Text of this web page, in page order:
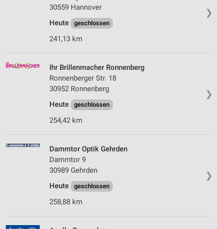
❯
30559 Hannover
Heute
geschlossen
241,13 km
❯
Ihr Brillenmacher Ronnenberg
Ronnenberger Str. 18
30952 Ronnenberg
Heute
geschlossen
254,42 km
❯
Dammtor Optik Gehrden
Dammtor 9
30989 Gehrden
Heute
geschlossen
258,88 km